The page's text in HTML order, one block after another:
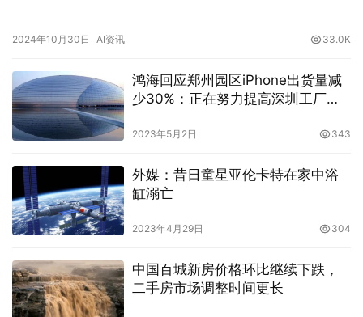
2024年10月30日 AI资讯 33.0K
鸿海回应郑州园区iPhone出货量减
少30%：正在努力提高深圳工厂的
2023年5月2日 343
外媒：昔日童星亚伦卡特在家中浴
缸溺亡
2023年4月29日 304
中国百城新房价格环比继续下跌，
二手房市场调整时间更长